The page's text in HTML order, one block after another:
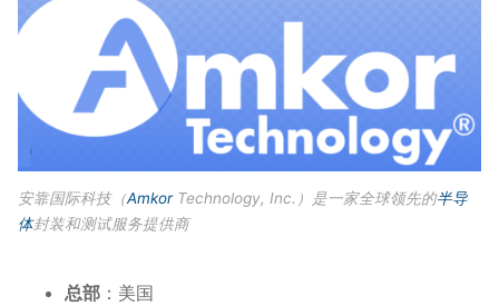
安靠国际科技（AmkorTechnology, Inc.）是一家全球领先的半导
体封装和测试服务提供商
总部：美国